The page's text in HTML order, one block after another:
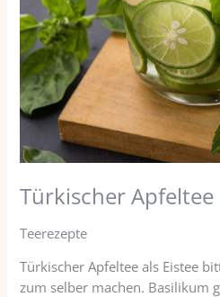
Türkischer Apfeltee
Teerezepte
Türkischer Apfeltee als Eistee
zum selber machen. Basilikum